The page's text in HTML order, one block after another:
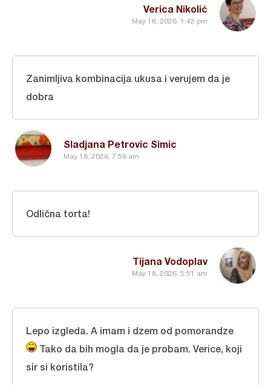
Verica Nikolić
May 18, 2026, 1:42 pm
Sladjana Petrovic Simic
May 18, 2026, 7:56 am
Zanimljiva kombinacija ukusa i verujem da je
dobra
Tijana Vodoplav
May 18, 2026, 5:51 am
Odlična torta!
Lepo izgleda. A imam i dzem od pomorandze
Tako da bih mogla da je probam. Verice, koji
sir si koristila?